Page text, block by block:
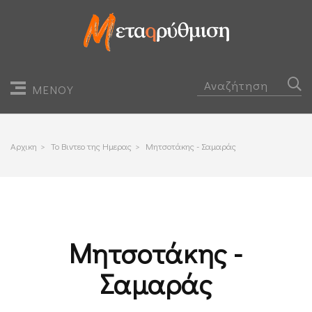
ΜΕΝΟΥ
Αρχικη > Το Βιντεο της Ημερας > Μητσοτάκης - Σαμαράς
Μητσοτάκης -
Σαμαράς